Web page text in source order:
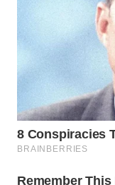
TAPANULI
WN
PADANG
LAWAS